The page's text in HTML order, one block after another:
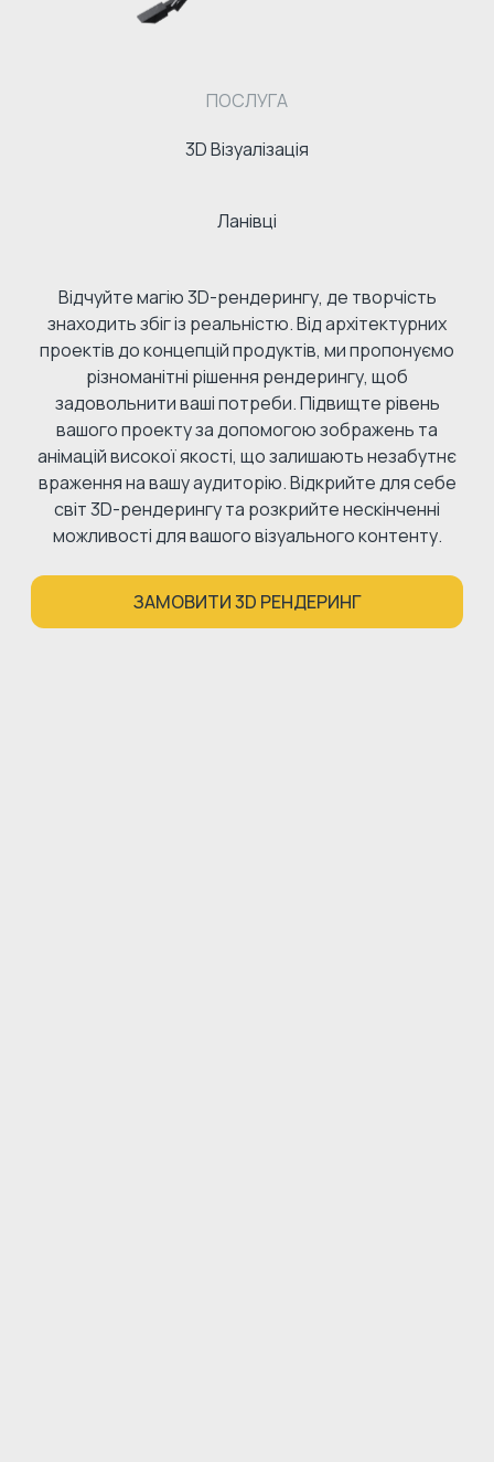
ПОСЛУГА
3D Візуалізація
Ланівці
Відчуйте магію 3D-рендерингу, де творчість
знаходить збіг із реальністю. Від архітектурних
проектів до концепцій продуктів, ми пропонуємо
різноманітні рішення рендерингу, щоб
задовольнити ваші потреби. Підвищте рівень
вашого проекту за допомогою зображень та
анімацій високої якості, що залишають незабутнє
враження на вашу аудиторію. Відкрийте для себе
світ 3D-рендерингу та розкрийте нескінченні
можливості для вашого візуального контенту.
ЗАМОВИТИ 3D РЕНДЕРИНГ